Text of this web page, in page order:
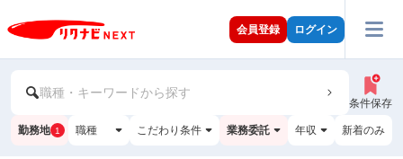
会員登録 ログイン
職種・キーワードから探す
条件保存
勤務地 1 職種 こだわり条件 業務委託 年収 新着のみ